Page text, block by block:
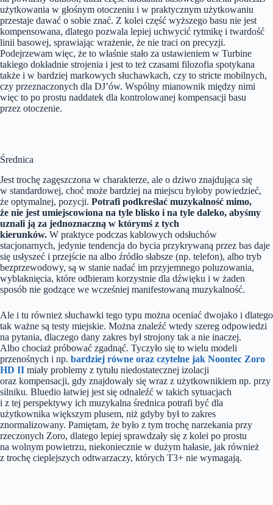
użytkowania w głośnym otoczeniu i w praktycznym użytkowaniu
przestaje dawać o sobie znać. Z kolei część wyższego basu nie jest
kompensowana, dlatego pozwala lepiej uchwycić rytmikę i twardość
linii basowej, sprawiając wrażenie, że nie traci on precyzji.
Podejrzewam więc, że to właśnie stało za ustawieniem w Turbine
takiego dokładnie strojenia i jest to też czasami filozofia spotykana
także i w bardziej markowych słuchawkach, czy to stricte mobilnych,
czy przeznaczonych dla DJ’ów. Wspólny mianownik między nimi
więc to po prostu naddatek dla kontrolowanej kompensacji basu
przez otoczenie.
Średnica
Jest trochę zagęszczona w charakterze, ale o dziwo znajdująca się
w standardowej, choć może bardziej na miejscu byłoby powiedzieć,
że optymalnej, pozycji. Potrafi podkreślać muzykalność mimo,
że nie jest umiejscowiona na tyle blisko i na tyle daleko, abyśmy
uznali ją za jednoznaczną w którymś z tych
kierunków. W praktyce podczas kablowych odsłuchów
stacjonarnych, jedynie tendencja do bycia przykrywaną przez bas daje
się usłyszeć i przejście na albo źródło słabsze (np. telefon), albo tryb
bezprzewodowy, są w stanie nadać im przyjemnego poluzowania,
wyblaknięcia, które odbieram korzystnie dla dźwięku i w żaden
sposób nie godzące we wcześniej manifestowaną muzykalność.
Ale i tu również słuchawki tego typu można oceniać dwojako i dlatego
tak ważne są testy miejskie. Można znaleźć wtedy szereg odpowiedzi
na pytania, dlaczego dany zakres był strojony tak a nie inaczej.
Albo chociaż próbować zgadnąć. Tyczyło się to wielu modeli
przenośnych i np. bardziej równe oraz czytelne jak Noontec Zoro
HD II miały problemy z tytułu niedostatecznej izolacji
oraz kompensacji, gdy znajdowały się wraz z użytkownikiem np. przy
silniku. Bluedio łatwiej jest się odnaleźć w takich sytuacjach
i z tej perspektywy ich muzykalna średnica potrafi być dla
użytkownika większym plusem, niż gdyby był to zakres
znormalizowany. Pamiętam, że było z tym trochę narzekania przy
rzeczonych Zoro, dlatego lepiej sprawdzały się z kolei po prostu
na wolnym powietrzu, niekoniecznie w dużym hałasie, jak również
z trochę cieplejszych odtwarzaczy, których T3+ nie wymagają.